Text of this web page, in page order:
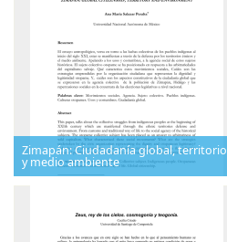
Zimapán: Ciudadanía global, territorio
y medio ambiente